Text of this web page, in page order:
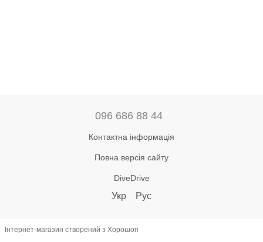
096 686 88 44
Контактна інформація
Повна версія сайту
DiveDrive
Укр Рус
Інтернет-магазин створений з Хорошоп